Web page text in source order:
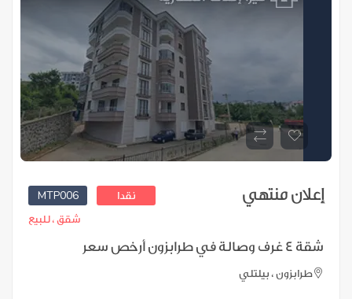
MTP006 نقدا إعلان منتهي
شقق ،للبيع
شقة 4 غرف وصالة في طرابزون أرخص سعر
طرابزون ، بيلتلي